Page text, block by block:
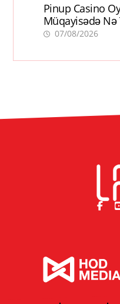
Pinup Casino
Müqayisədə Nə
07/08/2026